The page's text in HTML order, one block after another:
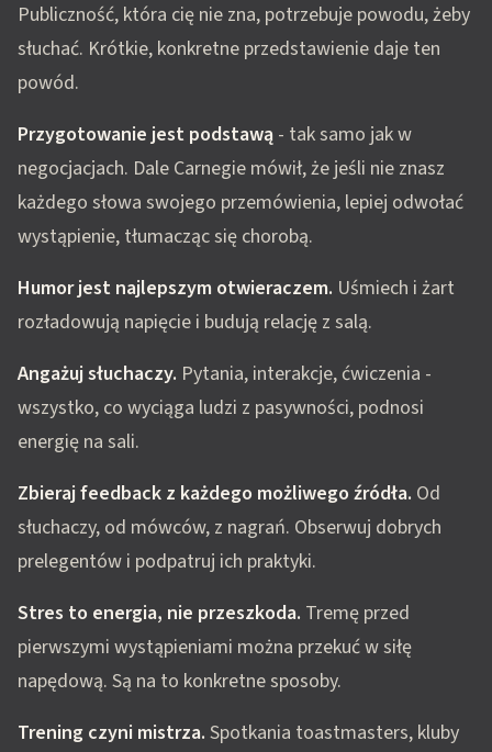
Publiczność, która cię nie zna, potrzebuje powodu, żeby
słuchać. Krótkie, konkretne przedstawienie daje ten
powód.
Przygotowanie jest podstawą - tak samo jak w
negocjacjach. Dale Carnegie mówił, że jeśli nie znasz
każdego słowa swojego przemówienia, lepiej odwołać
wystąpienie, tłumacząc się chorobą.
Humor jest najlepszym otwieraczem. Uśmiech i żart
rozładowują napięcie i budują relację z salą.
Angażuj słuchaczy. Pytania, interakcje, ćwiczenia -
wszystko, co wyciąga ludzi z pasywności, podnosi
energię na sali.
Zbieraj feedback z każdego możliwego źródła. Od
słuchaczy, od mówców, z nagrań. Obserwuj dobrych
prelegentów i podpatruj ich praktyki.
Stres to energia, nie przeszkoda. Tremę przed
pierwszymi wystąpieniami można przekuć w siłę
napędową. Są na to konkretne sposoby.
Trening czyni mistrza. Spotkania toastmasters, kluby